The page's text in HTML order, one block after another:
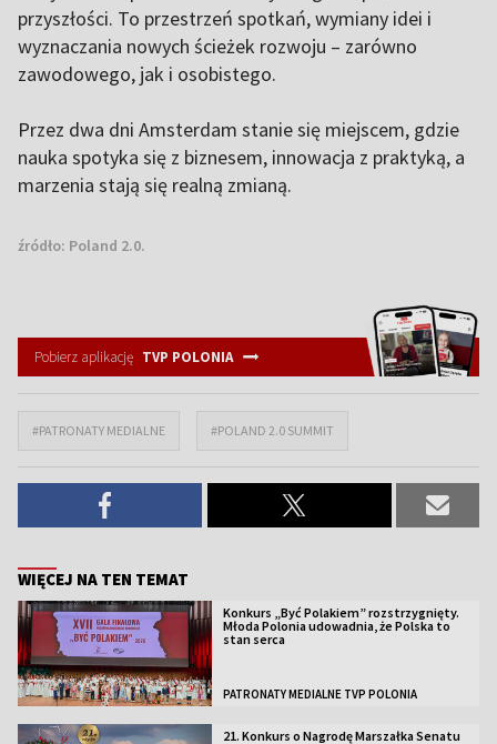
przyszłości. To przestrzeń spotkań, wymiany idei i
wyznaczania nowych ścieżek rozwoju – zarówno
zawodowego, jak i osobistego.
Przez dwa dni Amsterdam stanie się miejscem, gdzie
nauka spotyka się z biznesem, innowacja z praktyką, a
marzenia stają się realną zmianą.
źródło: Poland 2.0.
Pobierz aplikację TVP POLONIA
#PATRONATY MEDIALNE #POLAND 2.0 SUMMIT
WIĘCEJ NA TEN TEMAT
Konkurs „Być Polakiem” rozstrzygnięty.
Młoda Polonia udowadnia, że Polska to
stan serca
PATRONATY MEDIALNE TVP POLONIA
21. Konkurs o Nagrodę Marszałka Senatu